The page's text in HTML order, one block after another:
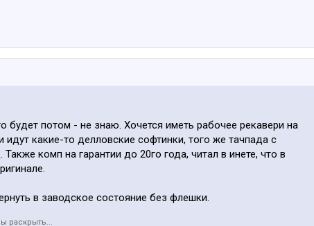
будет потом - не знаю. Хочется иметь рабочее рекавери на
идут какие-то делловские софтинки, того же тачпада с
комп на гарантии до 20го года, читал в инете, что в
в заводское состояние без флешки.
раскрыть...